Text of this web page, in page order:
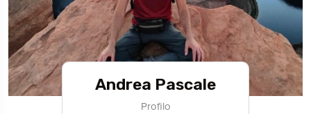
Andrea Pascale
Profilo